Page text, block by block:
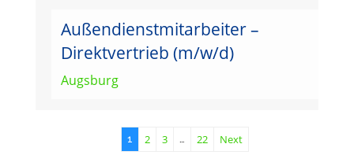
Außendienstmitarbeiter –
Direktvertrieb (m/w/d)
Augsburg
1 2 3 … 22 Next